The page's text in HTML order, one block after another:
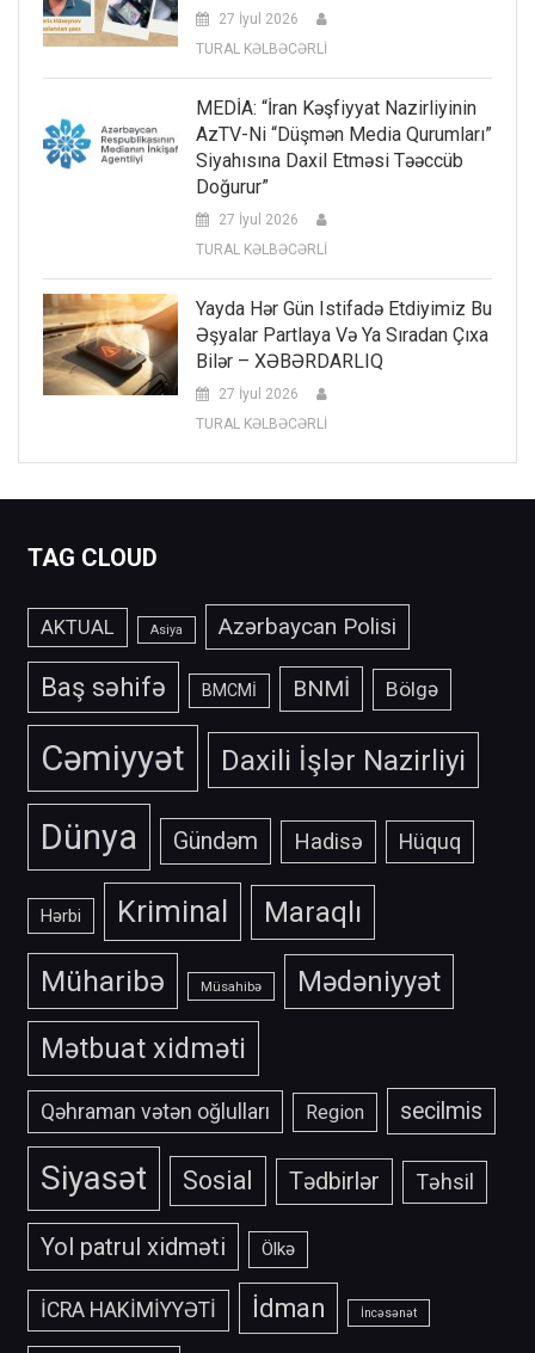
27 İyul 2026
TURAL KƏLBƏCƏRLİ
MEDİA: “İran Kəşfiyyat Nazirliyinin
AzTV-Ni “düşmən Media Qurumları”
Siyahısına Daxil Etməsi Təəccüb
Doğurur”
27 İyul 2026
TURAL KƏLBƏCƏRLİ
Yayda Hər Gün Istifadə Etdiyimiz Bu
Əşyalar Partlaya Və Ya Sıradan Çıxa
Bilər – XƏBƏRDARLIQ
27 İyul 2026
TURAL KƏLBƏCƏRLİ
TAG CLOUD
AKTUAL Asiya Azərbaycan Polisi
Baş səhifə BMCMİ BNMİ Bölgə
Cəmiyyət Daxili İşlər Nazirliyi
Dünya Gündəm Hadisə Hüquq
Hərbi Kriminal Maraqlı
Müharibə Müsahibə
Mədəniyyət
Mətbuat xidməti
Qəhraman vətən oğlulları Region secilmis
Siyasət Sosial Tədbirlər Təhsil
Yol patrul xidməti Ölkə
İCRA HAKİMİYYƏTİ İdman İncəsənət